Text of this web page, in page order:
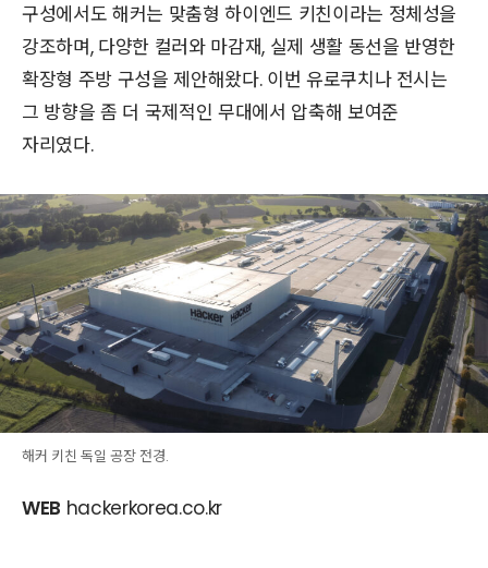
구성에서도 해커는 맞춤형 하이엔드 키친이라는 정체성을
강조하며, 다양한 컬러와 마감재, 실제 생활 동선을 반영한
확장형 주방 구성을 제안해왔다. 이번 유로쿠치나 전시는
그 방향을 좀 더 국제적인 무대에서 압축해 보여준
자리였다.
해커 키친 독일 공장 전경.
WEB hackerkorea.co.kr